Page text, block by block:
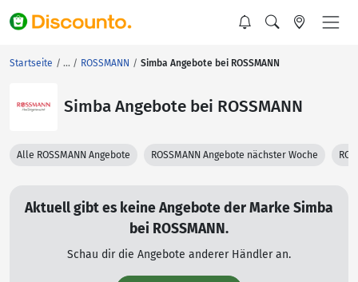
Startseite ROSSMANN Simba Angebote bei ROSSMANN
Simba Angebote bei ROSSMANN
Alle ROSSMANN Angebote ROSSMANN Angebote nächster Woche
Aktuell gibt es keine Angebote der Marke Simba
bei ROSSMANN.
Schau dir die Angebote anderer Händler an.